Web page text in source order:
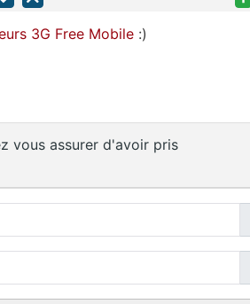
3G Free Mobile :)
vous assurer d'avoir pris